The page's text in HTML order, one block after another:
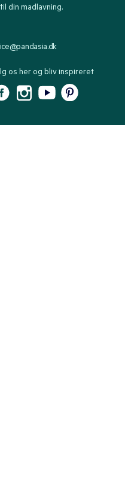
din madlavning.
os her og bliv inspireret